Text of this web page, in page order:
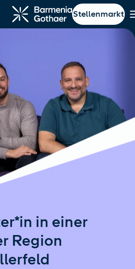
Stellenmarkt
in einer
Region